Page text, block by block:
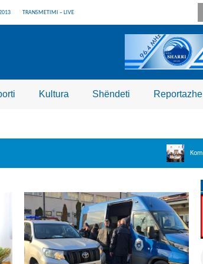
TRANSMETIMI – LIVE
Kultura Shëndeti Reportazhe
Komuna e Dragashit